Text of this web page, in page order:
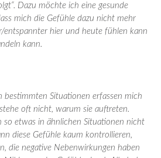
Dazu möchte ich eine gesunde
mich die Gefühle dazu nicht mehr
entspannter hier und heute fühlen kann
kann.
bestimmten Situationen erfassen mich
oft nicht, warum sie auftreten.
so etwas in ähnlichen Situationen nicht
diese Gefühle kaum kontrollieren,
die negative Nebenwirkungen haben